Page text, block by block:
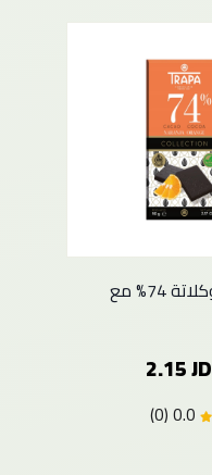
ترابا الواح شوكلاتة 74% مع
2.15 JD